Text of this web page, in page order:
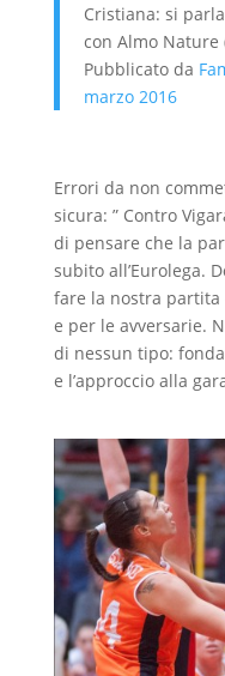
Cristiana: si
con Almo Nature
Pubblicato da
marzo 2016
Errori da non
sicura: ” Contro
di pensare che la
subito all’Eurolega.
fare la nostra
e per le avversarie.
di nessun tipo:
e l’approccio alla